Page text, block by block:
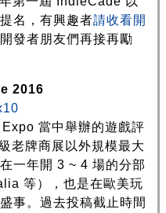
名，有興趣者請收看開
開發者朋友們再接再勵
2016
當中舉辦的遊戲評
老牌商展以外規模最大
一年開 3 ~ 4 場的分部
等），也是在歐美玩
事。過去投稿截止時間